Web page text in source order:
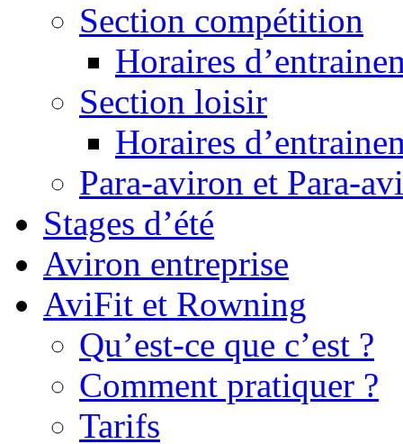
Section compétition
Horaires
Section loisir
Horaires
Para-aviron et Para-
Stages d’été
Aviron entreprise
AviFit et Rowning
Qu’est-ce que c’est ?
Comment pratiquer ?
Tarifs